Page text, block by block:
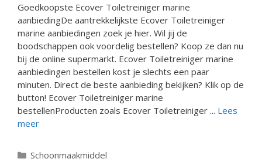
Goedkoopste Ecover Toiletreiniger marine
aanbiedingDe aantrekkelijkste Ecover Toiletreiniger
marine aanbiedingen zoek je hier. Wil jij de
boodschappen ook voordelig bestellen? Koop ze dan nu
bij de online supermarkt. Ecover Toiletreiniger marine
aanbiedingen bestellen kost je slechts een paar
minuten. Direct de beste aanbieding bekijken? Klik op de
button! Ecover Toiletreiniger marine
bestellenProducten zoals Ecover Toiletreiniger ... Lees
meer
Categorieën
Schoonmaakmiddel